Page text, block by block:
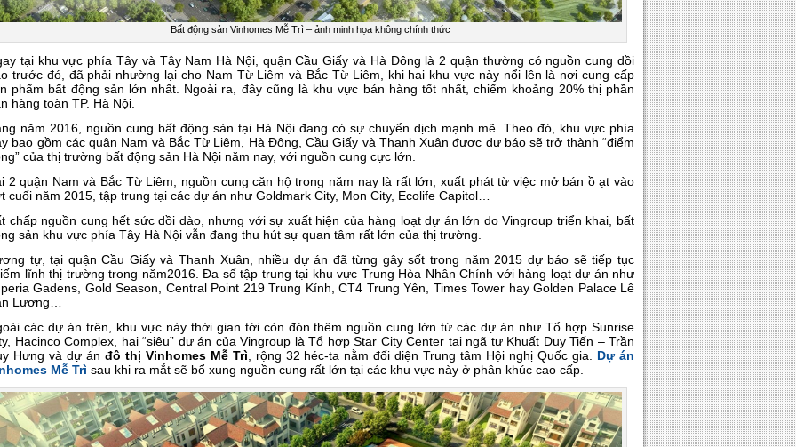
Bất động sản Vinhomes Mễ Trì – ảnh minh họa không chính thức
tại khu vực phía Tây và Tây Nam Hà Nội, quận Cầu Giấy và Hà Đông là 2 quận thường có nguồn cung dồi
trước đó, đã phải nhường lại cho Nam Từ Liêm và Bắc Từ Liêm, khi hai khu vực này nổi lên là nơi cung cấp
phẩm bất động sản lớn nhất. Ngoài ra, đây cũng là khu vực bán hàng tốt nhất, chiếm khoảng 20% thị phần
hàng toàn TP. Hà Nội.
năm 2016, nguồn cung bất động sản tại Hà Nội đang có sự chuyển dịch mạnh mẽ. Theo đó, khu vực phía
bao gồm các quận Nam và Bắc Từ Liêm, Hà Đông, Cầu Giấy và Thanh Xuân được dự báo sẽ trở thành “điểm
của thị trường bất động sản Hà Nội năm nay, với nguồn cung cực lớn.
2 quận Nam và Bắc Từ Liêm, nguồn cung căn hộ trong năm nay là rất lớn, xuất phát từ việc mở bán ồ ạt vào
cuối năm 2015, tập trung tại các dự án như Goldmark City, Mon City, Ecolife Capitol…
chấp nguồn cung hết sức dồi dào, nhưng với sự xuất hiện của hàng loạt dự án lớn do Vingroup triển khai, bất
sản khu vực phía Tây Hà Nội vẫn đang thu hút sự quan tâm rất lớn của thị trường.
tự, tại quận Cầu Giấy và Thanh Xuân, nhiều dự án đã từng gây sốt trong năm 2015 dự báo sẽ tiếp tục
lĩnh thị trường trong năm2016. Đa số tập trung tại khu vực Trung Hòa Nhân Chính với hàng loạt dự án như
Gadens, Gold Season, Central Point 219 Trung Kính, CT4 Trung Yên, Times Tower hay Golden Palace Lê
Lương…
các dự án trên, khu vực này thời gian tới còn đón thêm nguồn cung lớn từ các dự án như Tổ hợp Sunrise
Hacinco Complex, hai “siêu” dự án của Vingroup là Tổ hợp Star City Center tại ngã tư Khuất Duy Tiến – Trần
Hưng và dự án đô thị Vinhomes Mễ Trì , rộng 32 héc-ta nằm đối diện Trung tâm Hội nghị Quốc gia. Dự án
Mễ Trì sau khi ra mắt sẽ bổ xung nguồn cung rất lớn tại các khu vực này ở phân khúc cao cấp.